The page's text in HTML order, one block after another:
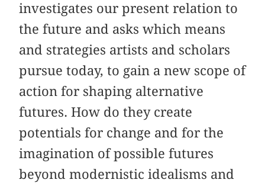
investigates our present relation to
the future and asks which means
and strategies artists and scholars
pursue today, to gain a new scope of
action for shaping alternative
futures. How do they create
potentials for change and for the
imagination of possible futures
beyond modernistic idealisms and